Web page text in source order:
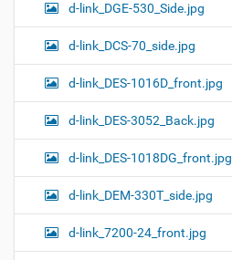
d-link_DGE-530_Side.jpg
d-link_DCS-70_side.jpg
d-link_DES-1016D_front.jpg
d-link_DES-3052_Back.jpg
d-link_DES-1018DG_front.jpg
d-link_DEM-330T_side.jpg
d-link_7200-24_front.jpg